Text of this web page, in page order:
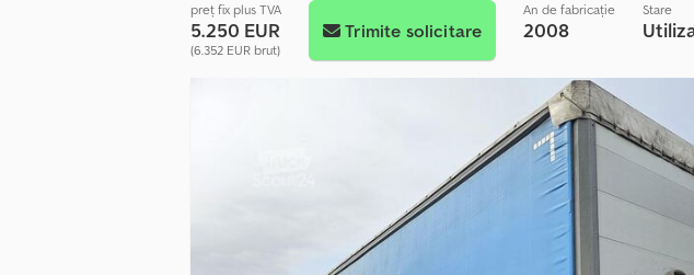
preț fix plus TVA
5.250 EUR
(6.352 EUR brut)
Trimite solicitare
An de fabricație
2008
Stare